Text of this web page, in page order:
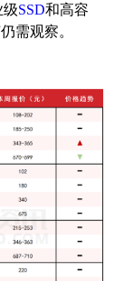
级SSD和高容
需观察。